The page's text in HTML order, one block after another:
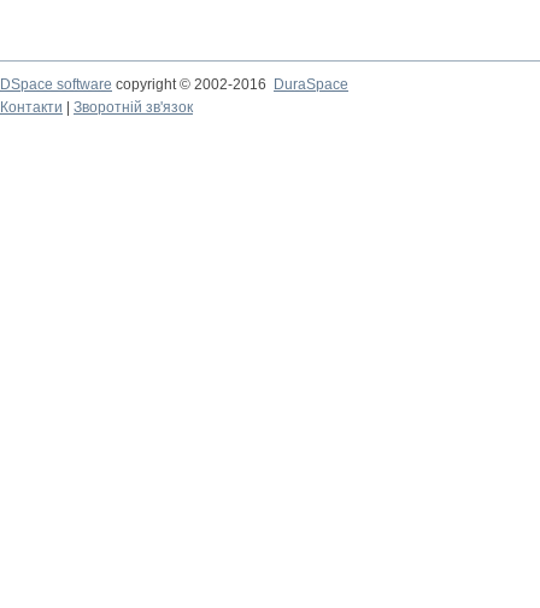
DSpace software copyright © 2002-2016
DuraSpace
Контакти
Зворотній зв'язок